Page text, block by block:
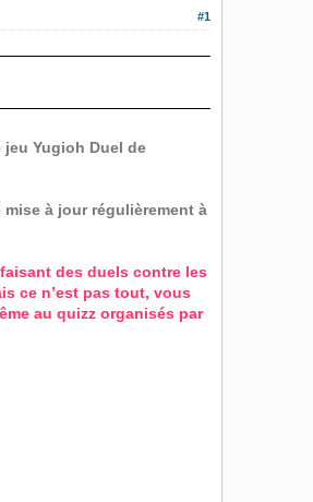
#1
Yugioh Duel de
à jour régulièrement à
des duels contre les
ce n’est pas tout, vous
au quizz organisés par